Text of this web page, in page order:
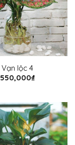
Vạn lộc 4
550,000₫